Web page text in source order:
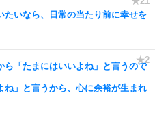
たいなら、日常の当たり前に幸せを
ら「たまにはいいよね」と言うので
ね」と言うから、心に余裕が生まれ